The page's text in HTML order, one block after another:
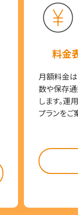
料金
月額料金
数や保存
します。運
プランをご